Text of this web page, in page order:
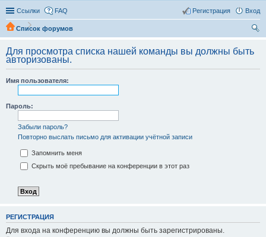
Ссылки FAQ Вход
Регистрация
Список форумов
Для просмотра списка нашей команды вы должны быть
авторизованы.
Имя пользователя:
Пароль:
Забыли пароль?
Повторно выслать письмо для активации учётной записи
Запомнить меня
Скрыть моё пребывание на конференции в этот раз
РЕГИСТРАЦИЯ
Для входа на конференцию вы должны быть зарегистрированы.